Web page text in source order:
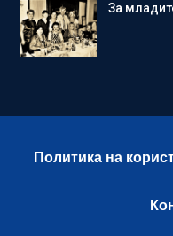
Зa
Политика на